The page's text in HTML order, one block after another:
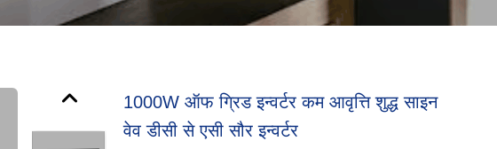
1000W ऑफ ग्रिड इन्वर्टर कम आवृत्ति शुद्ध साइन
वेव डीसी से एसी सौर इन्वर्टर